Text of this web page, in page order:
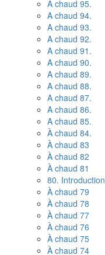
A chaud 95.
A chaud 94.
A chaud 93.
A chaud 92.
A chaud 91.
A chaud 90.
A chaud 89.
A chaud 88.
A chaud 87.
A chaud 86.
A chaud 85.
À chaud 84.
À chaud 83
À chaud 82
À chaud 81
80. Introduction
À chaud 79
À chaud 78
À chaud 77
À chaud 76
À chaud 75
À chaud 74